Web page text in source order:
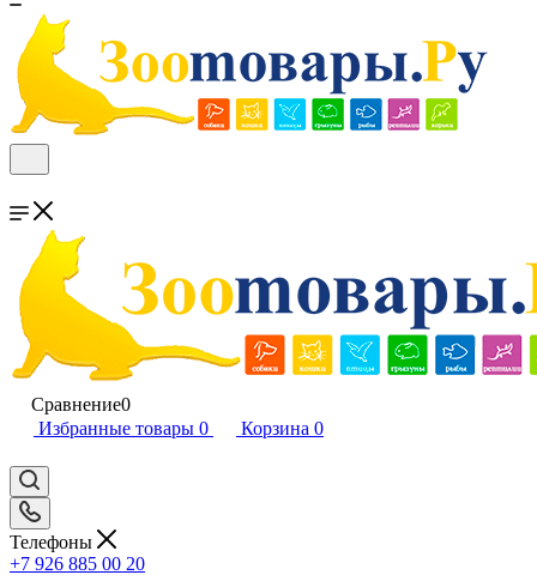
Сравнение0
Избранные товары 0 Корзина 0
Телефоны
+7 926 885 00 20